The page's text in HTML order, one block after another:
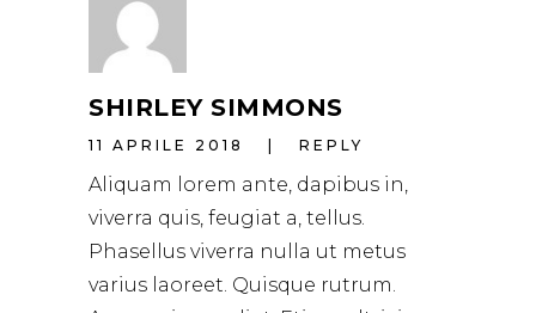
SHIRLEY SIMMONS
11 APRILE 2018 REPLY
Aliquam lorem ante, dapibus in,
viverra quis, feugiat a, tellus.
Phasellus viverra nulla ut metus
varius laoreet. Quisque rutrum.